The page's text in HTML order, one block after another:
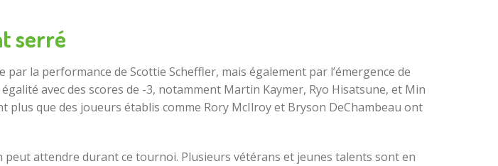
serré
la performance de Scottie Scheffler, mais également par l’émergence de
avec des scores de -3, notamment Martin Kaymer, Ryo Hisatsune, et Min
que des joueurs établis comme Rory McIlroy et Bryson DeChambeau ont
attendre durant ce tournoi. Plusieurs vétérans et jeunes talents sont en